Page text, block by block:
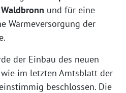
und für eine
Wärmeversorgung der
der Einbau des neuen
im letzten Amtsblatt der
beschlossen. Die